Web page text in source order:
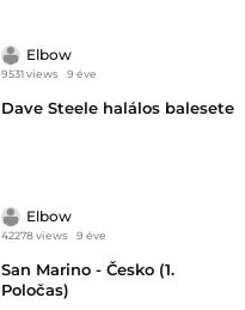
Elbow
9531 views 9 éve
Dave Steele halálos balesete
Elbow
42278 views 9 éve
San Marino - Česko (1.
Poločas)